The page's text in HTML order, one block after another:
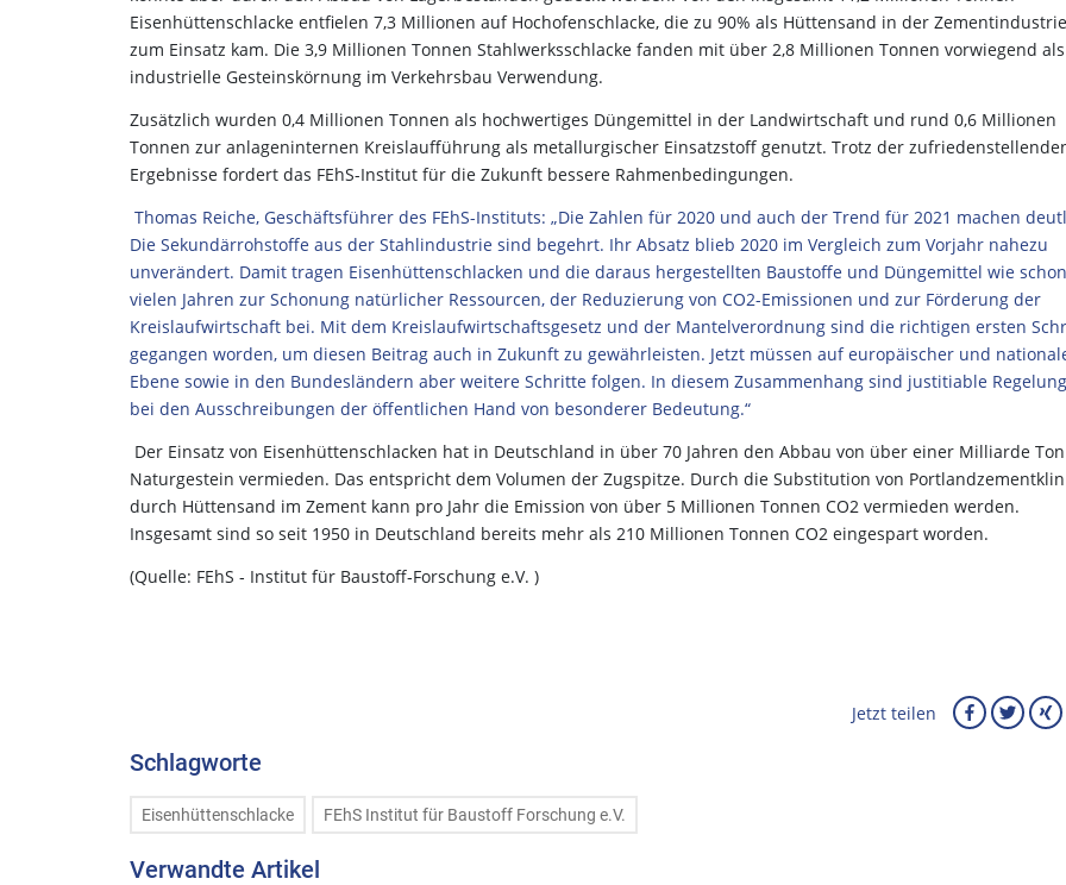
Eisenhüttenschlacke entfielen 7,3 Millionen auf Hochofenschlacke, die zu 90% als Hüttensand in der Zementindustrie
zum Einsatz kam. Die 3,9 Millionen Tonnen Stahlwerksschlacke fanden mit über 2,8 Millionen Tonnen vorwiegend als
industrielle Gesteinskörnung im Verkehrsbau Verwendung.
Zusätzlich wurden 0,4 Millionen Tonnen als hochwertiges Düngemittel in der Landwirtschaft und rund 0,6 Millionen
Tonnen zur anlageninternen Kreislaufführung als metallurgischer Einsatzstoff genutzt. Trotz der
Ergebnisse fordert das FEhS-Institut für die Zukunft bessere Rahmenbedingungen.
Thomas Reiche, Geschäftsführer des FEhS-Instituts: „Die Zahlen für 2020 und auch der Trend für 2021 machen
Die Sekundärrohstoffe aus der Stahlindustrie sind begehrt. Ihr Absatz blieb 2020 im Vergleich zum Vorjahr nahezu
unverändert. Damit tragen Eisenhüttenschlacken und die daraus hergestellten Baustoffe und Düngemittel wie
vielen Jahren zur Schonung natürlicher Ressourcen, der Reduzierung von CO2-Emissionen und zur Förderung der
Kreislaufwirtschaft bei. Mit dem Kreislaufwirtschaftsgesetz und der Mantelverordnung sind die richtigen ersten
gegangen worden, um diesen Beitrag auch in Zukunft zu gewährleisten. Jetzt müssen auf europäischer und
Ebene sowie in den Bundesländern aber weitere Schritte folgen. In diesem Zusammenhang sind justitiable
bei den Ausschreibungen der öffentlichen Hand von besonderer Bedeutung.“
Der Einsatz von Eisenhüttenschlacken hat in Deutschland in über 70 Jahren den Abbau von über einer Milliarde
Naturgestein vermieden. Das entspricht dem Volumen der Zugspitze. Durch die Substitution von
durch Hüttensand im Zement kann pro Jahr die Emission von über 5 Millionen Tonnen CO2 vermieden werden.
Insgesamt sind so seit 1950 in Deutschland bereits mehr als 210 Millionen Tonnen CO2 eingespart worden.
(Quelle: FEhS ‑ Institut für Baustoff‑Forschung e.V. )
Jetzt teilen
Schlagworte
Eisenhüttenschlacke FEhS Institut für Baustoff Forschung e.V.
Verwandte Artikel